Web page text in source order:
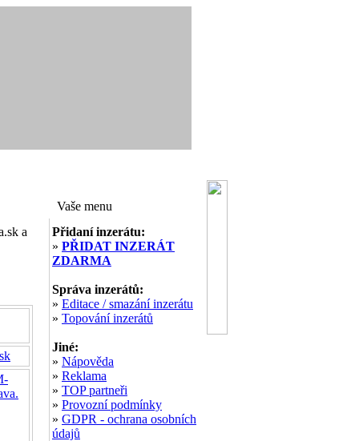
a
Vaše menu
Přidaní inzerátu:
» PŘIDAT INZERÁT
ZDARMA
Správa inzerátů:
» Editace / smazání inzerátu
» Topování inzerátů
Jiné:
» Nápověda
» Reklama
» TOP partneři
» Provozní podmínky
» GDPR - ochrana osobních
údajů